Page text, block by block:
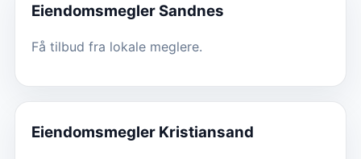
EiendomsmeglerSandnes
Få tilbud fra lokale meglere.
Eiendomsmegler Kristiansand